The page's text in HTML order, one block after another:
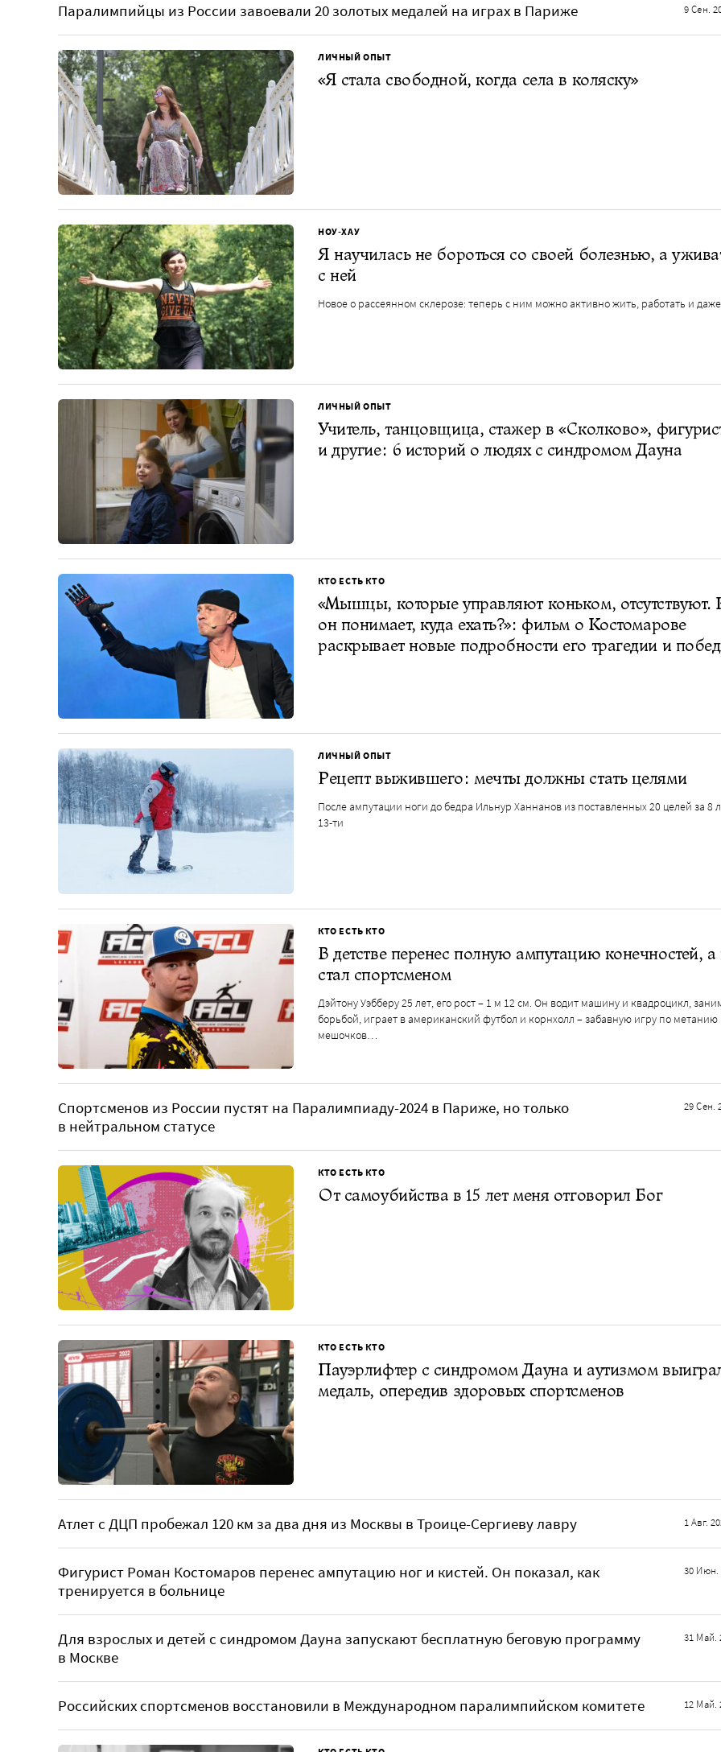
Паралимпийцы из России завоевали 20 золотых медалей на играх в Париже 9 Сен.
ЛИЧНЫЙ ОПЫТ
«Я стала свободной, когда села в коляску»
НОУ-ХАУ
Я научилась не бороться со своей болезнью, а
с ней
Новое о рассеянном склерозе: теперь с ним можно активно жить, работать и
ЛИЧНЫЙ ОПЫТ
Учитель, танцовщица, стажер в «Сколково»,
и другие: 6 историй о людях с синдромом Дауна
КТО ЕСТЬ КТО
«Мышцы, которые управляют коньком, отсутствуют.
он понимает, куда ехать?»: фильм о Костомарове
раскрывает новые подробности его трагедии и
ЛИЧНЫЙ ОПЫТ
Рецепт выжившего: мечты должны стать целями
После ампутации ноги до бедра Ильнур Ханнанов из поставленных 20 целей за 8
13-ти
КТО ЕСТЬ КТО
В детстве перенес полную ампутацию конечностей,
стал спортсменом
Дэйтону Уэбберу 25 лет, его рост – 1 м 12 см. Он водит машину и квадроцикл,
борьбой, играет в американский футбол и корнхолл – забавную игру по метанию
мешочков…
Спортсменов из России пустят на Паралимпиаду-2024 в Париже, но только
в нейтральном статусе
29 Сен.
КТО ЕСТЬ КТО
От самоубийства в 15 лет меня отговорил Бог
КТО ЕСТЬ КТО
Пауэрлифтер с синдромом Дауна и аутизмом
медаль, опередив здоровых спортсменов
Атлет с ДЦП пробежал 120 км за два дня из Москвы в Троице-Сергиеву лавру 1 Авг.
Фигурист Роман Костомаров перенес ампутацию ног и кистей. Он показал, как
тренируется в больнице
30 Июн.
Для взрослых и детей с синдромом Дауна запускают бесплатную беговую программу
в Москве
31 Май.
Российских спортсменов восстановили в Международном паралимпийском комитете 12 Май.